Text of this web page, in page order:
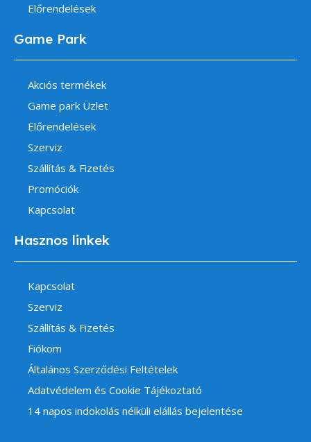
Előrendelések
Game Park
Akciós termékek
Game park Üzlet
Előrendelések
Szerviz
Szállítás & Fizetés
Promóciók
Kapcsolat
Hasznos linkek
Kapcsolat
Szerviz
Szállítás & Fizetés
Fiókom
Általános Szerződési Feltételek
Adatvédelem és Cookie Tájékoztató
14 napos indokolás nélküli elállás bejelentése